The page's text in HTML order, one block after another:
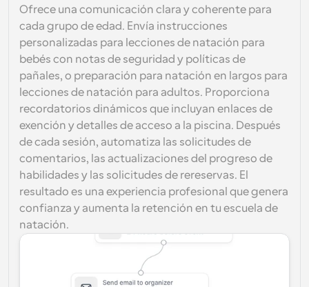
Ofrece una comunicación clara y coherente para
cada grupo de edad. Envía instrucciones
personalizadas para lecciones de natación para
bebés con notas de seguridad y políticas de
pañales, o preparación para natación en largos para
lecciones de natación para adultos. Proporciona
recordatorios dinámicos que incluyan enlaces de
exención y detalles de acceso a la piscina. Después
de cada sesión, automatiza las solicitudes de
comentarios, las actualizaciones del progreso de
habilidades y las solicitudes de rereservas. El
resultado es una experiencia profesional que genera
confianza y aumenta la retención en tu escuela de
natación.